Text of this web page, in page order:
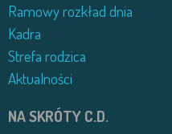
Ramowy rozkład dnia
Kadra
Strefa rodzica
Aktualności
NA SKRÓTY C.D.